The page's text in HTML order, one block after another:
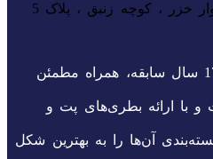
خزر ، کوچه زنبق ، پلاک 5
سایت میلوپلاست با بیش از 17 سال سابقه، همراه مطمئن
و با ارائه بطری‌های پت و
آن‌ها را به بهترین شکل